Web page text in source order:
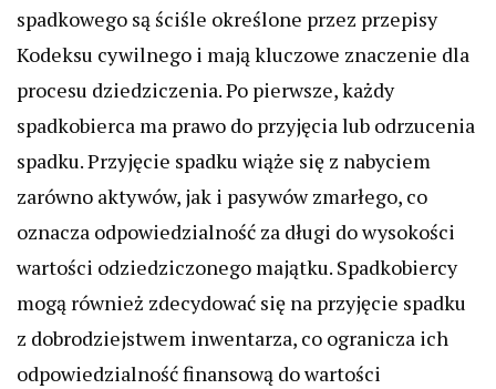
spadkowego są ściśle określone przez przepisy
Kodeksu cywilnego i mają kluczowe znaczenie dla
procesu dziedziczenia. Po pierwsze, każdy
spadkobierca ma prawo do przyjęcia lub odrzucenia
spadku. Przyjęcie spadku wiąże się z nabyciem
zarówno aktywów, jak i pasywów zmarłego, co
oznacza odpowiedzialność za długi do wysokości
wartości odziedziczonego majątku. Spadkobiercy
mogą również zdecydować się na przyjęcie spadku
z dobrodziejstwem inwentarza, co ogranicza ich
odpowiedzialność finansową do wartości